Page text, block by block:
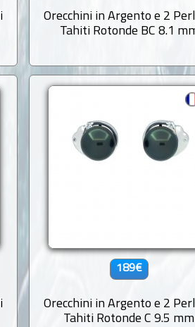
Orecchini in Argento e 2
Tahiti Rotonde BC 8.1
189€
Orecchini in Argento e 2
Tahiti Rotonde C 9.5 mm